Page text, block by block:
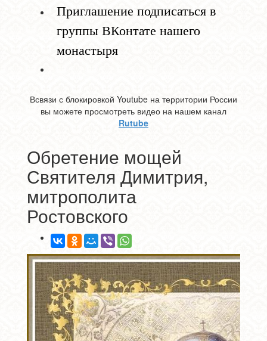
Приглашение подписаться в
группы ВКонтате нашего
монастыря
Всвязи с блокировкой Youtube на территории России
вы можете просмотреть видео на нашем канал
Rutube
Обретение мощей
Святителя Димитрия,
митрополита
Ростовского